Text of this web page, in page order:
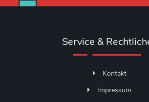
Service &
Kontakt
Impressum